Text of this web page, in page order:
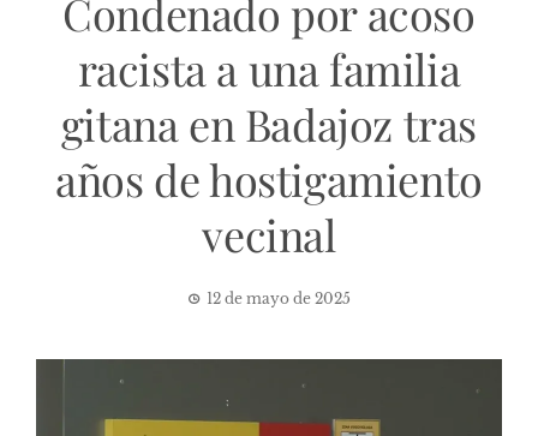
Condenado por acoso
racista a una familia
gitana en Badajoz tras
años de hostigamiento
vecinal
12 de mayo de 2025